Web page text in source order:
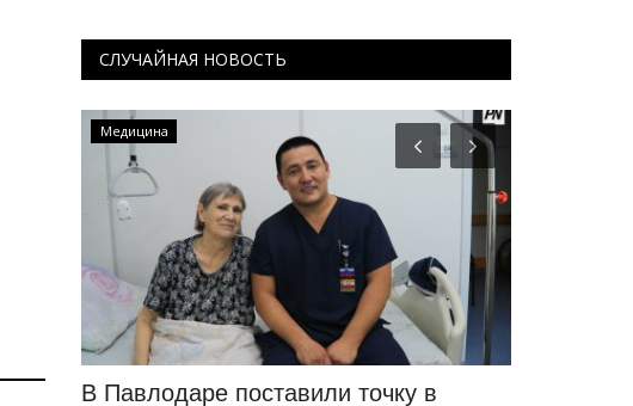
СЛУЧАЙНАЯ НОВОСТЬ
Медицина
В Павлодаре поставили точку в